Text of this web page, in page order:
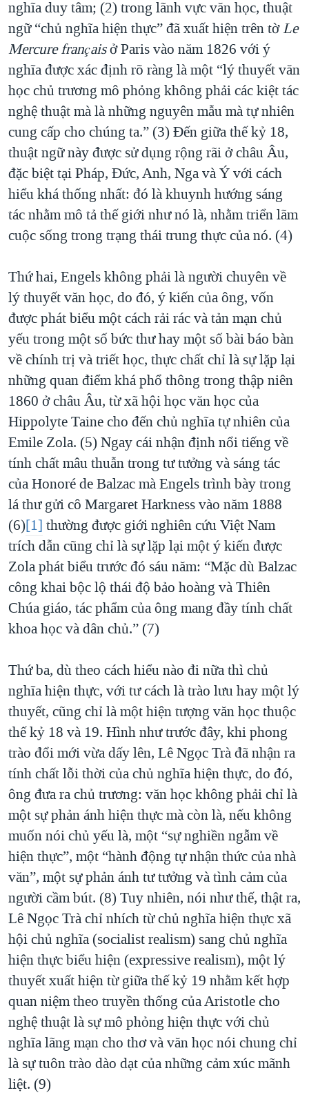
nghĩa duy tâm; (2) trong lãnh vực văn học, thuật
ngữ “chủ nghĩa hiện thực” đã xuất hiện trên tờLe
Mercure françaisở Paris vào năm 1826 với ý
nghĩa được xác định rõ ràng là một “lý thuyết văn
học chủ trương mô phỏng không phải các kiệt tác
nghệ thuật mà là những nguyên mẫu mà tự nhiên
cung cấp cho chúng ta.” (3) Ðến giữa thế kỷ 18,
thuật ngữ này được sử dụng rộng rãi ở châu Âu,
đặc biệt tại Pháp, Ðức, Anh, Nga và Ý với cách
hiểu khá thống nhất: đó là khuynh hướng sáng
tác nhằm mô tả thế giới như nó là, nhằm triển lãm
cuộc sống trong trạng thái trung thực của nó. (4)
Thứ hai, Engels không phải là người chuyên về
lý thuyết văn học, do đó, ý kiến của ông, vốn
được phát biểu một cách rải rác và tản mạn chủ
yếu trong một số bức thư hay một số bài báo bàn
về chính trị và triết học, thực chất chỉ là sự lặp lại
những quan điểm khá phổ thông trong thập niên
1860 ở châu Âu, từ xã hội học văn học của
Hippolyte Taine cho đến chủ nghĩa tự nhiên của
Emile Zola. (5) Ngay cái nhận định nổi tiếng về
tính chất mâu thuẫn trong tư tưởng và sáng tác
của Honoré de Balzac mà Engels trình bày trong
lá thư gửi cô Margaret Harkness vào năm 1888
(6)[1] thường được giới nghiên cứu Việt Nam
trích dẫn cũng chỉ là sự lặp lại một ý kiến được
Zola phát biểu trước đó sáu năm: “Mặc dù Balzac
công khai bộc lộ thái độ bảo hoàng và Thiên
Chúa giáo, tác phẩm của ông mang đầy tính chất
khoa học và dân chủ.” (7)
Thứ ba, dù theo cách hiểu nào đi nữa thì chủ
nghĩa hiện thực, với tư cách là trào lưu hay một lý
thuyết, cũng chỉ là một hiện tượng văn học thuộc
thế kỷ 18 và 19. Hình như trước đây, khi phong
trào đổi mới vừa dấy lên, Lê Ngọc Trà đã nhận ra
tính chất lỗi thời của chủ nghĩa hiện thực, do đó,
ông đưa ra chủ trương: văn học không phải chỉ là
một sự phản ánh hiện thực mà còn là, nếu không
muốn nói chủ yếu là, một “sự nghiền ngẫm về
hiện thực”, một “hành động tự nhận thức của nhà
văn”, một sự phản ánh tư tưởng và tình cảm của
người cầm bút. (8) Tuy nhiên, nói như thế, thật ra,
Lê Ngọc Trà chỉ nhích từ chủ nghĩa hiện thực xã
hội chủ nghĩa (socialist realism) sang chủ nghĩa
hiện thực biểu hiện (expressive realism), một lý
thuyết xuất hiện từ giữa thế kỷ 19 nhằm kết hợp
quan niệm theo truyền thống của Aristotle cho
nghệ thuật là sự mô phỏng hiện thực với chủ
nghĩa lãng mạn cho thơ và văn học nói chung chỉ
là sự tuôn trào dào dạt của những cảm xúc mãnh
liệt. (9)